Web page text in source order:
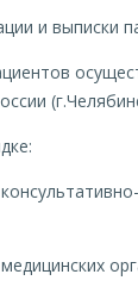
и выписки